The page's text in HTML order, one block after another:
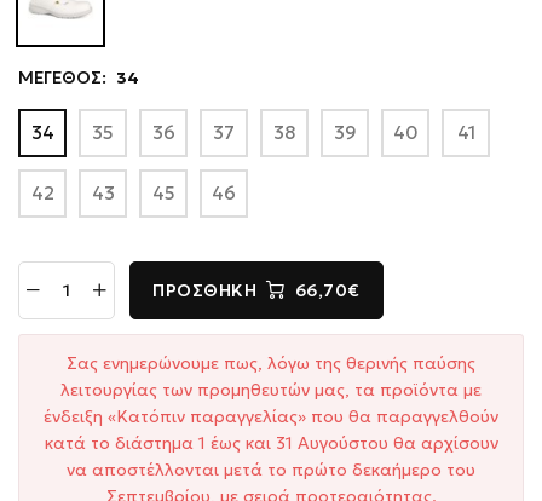
ΜΕΓΕΘΟΣ: 34
34 35 36 37 38 39 40 41
42 43 45 46
ΠΡΟΣΘΉΚΗ 66,70€
Σας ενημερώνουμε πως, λόγω της θερινής παύσης
λειτουργίας των προμηθευτών μας, τα προϊόντα με
ένδειξη «Κατόπιν παραγγελίας» που θα παραγγελθούν
κατά το διάστημα 1 έως και 31 Αυγούστου θα αρχίσουν
να αποστέλλονται μετά το πρώτο δεκαήμερο του
Σεπτεμβρίου, με σειρά προτεραιότητας.